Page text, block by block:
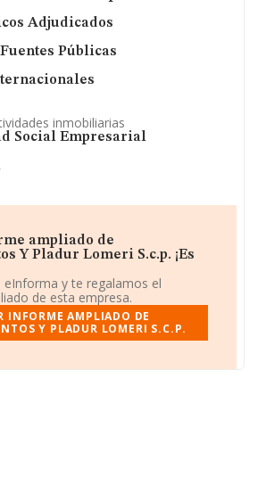
Adjudicados
Públicas
inmobiliarias
Social Empresarial
ampliado de
Y Pladur Lomeri S.c.p. ¡Es
eInforma y te regalamos el
de esta empresa.
INFORME AMPLIADO DE
Y PLADUR LOMERI S.C.P.